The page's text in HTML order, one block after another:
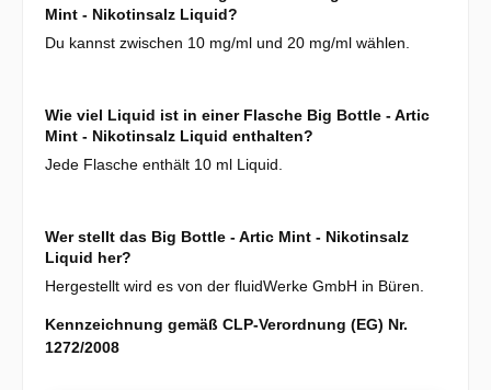
Mint - Nikotinsalz Liquid?
Du kannst zwischen 10 mg/ml und 20 mg/ml wählen.
Wie viel Liquid ist in einer Flasche Big Bottle - Artic
Mint - Nikotinsalz Liquid enthalten?
Jede Flasche enthält 10 ml Liquid.
Wer stellt das Big Bottle - Artic Mint - Nikotinsalz
Liquid her?
Hergestellt wird es von der fluidWerke GmbH in Büren.
Kennzeichnung gemäß CLP-Verordnung (EG) Nr.
1272/2008